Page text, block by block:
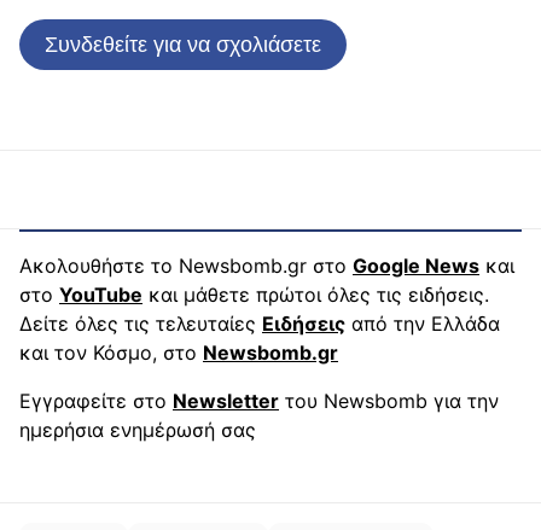
Συνδεθείτε για να σχολιάσετε
Ακολουθήστε το Newsbomb.gr στο Google News και
στο YouTube και μάθετε πρώτοι όλες τις ειδήσεις.
Δείτε όλες τις τελευταίες Ειδήσεις από την Ελλάδα
και τον Κόσμο, στο Newsbomb.gr
Εγγραφείτε στο Newsletter του Newsbomb για την
ημερήσια ενημέρωσή σας